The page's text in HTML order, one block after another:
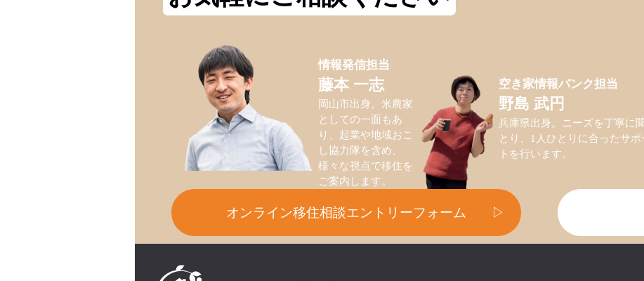
情報発信担当
藤本 一志
岡山市出身。米農家
としての一面もあ
り、起業や地域おこ
し協力隊を含め、
様々な視点で移住を
ご案内します。
空き家情報バンク担当
野島 武円
兵庫県出身。ニーズを丁寧に
とり、1人ひとりに合ったサポ
トを行います。
オンライン移住相談エントリーフォーム ▷